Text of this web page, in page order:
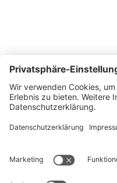
Montags bis Freitags von 08:30 -
+41 44 240 / 11 55
+41 44 240 / 11 57
info@office-trade.ch